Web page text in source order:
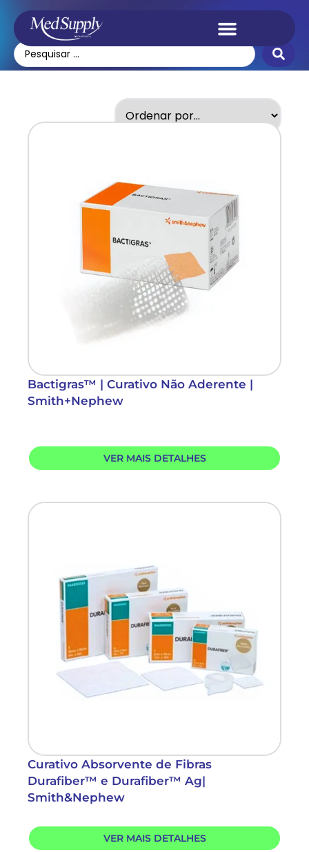
Bactigras™ | Curativo Não Aderente |
Smith+Nephew
VER MAIS DETALHES
Curativo Absorvente de Fibras
Durafiber™ e Durafiber™ Ag|
Smith&Nephew
VER MAIS DETALHES